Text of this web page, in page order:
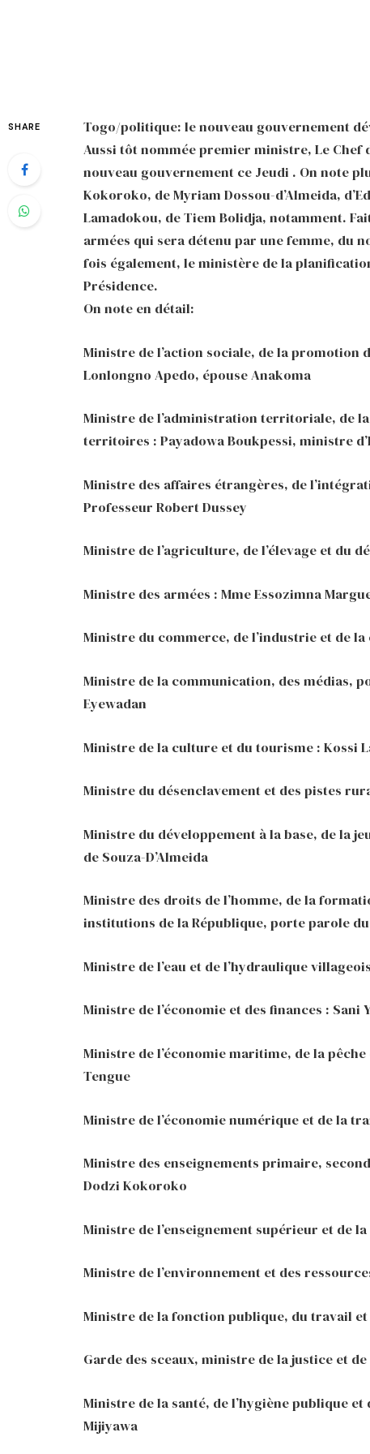
SHARE
Togo/politique: le nouveau gouvernement
Aussi tôt nommée premier ministre, Le Chef
nouveau gouvernement ce Jeudi . On note
Kokoroko, de Myriam Dossou-d’Almeida,
Lamadokou, de Tiem Bolidja, notamment.
armées qui sera détenu par une femme, du
fois également, le ministère de la
Présidence.
On note en détail:
Ministre de l’action sociale, de la promotion
Lonlongno Apedo, épouse Anakoma
Ministre de l’administration territoriale, de
territoires : Payadowa Boukpessi, ministre
Ministre des affaires étrangères, de
Professeur Robert Dussey
Ministre de l’agriculture, de l’élevage et du
Ministre des armées : Mme Essozimna
Ministre du commerce, de l’industrie et de
Ministre de la communication, des médias,
Eyewadan
Ministre de la culture et du tourisme : Kossi
Ministre du désenclavement et des pistes
Ministre du développement à la base, de la
de Souza-D’Almeida
Ministre des droits de l’homme, de la
institutions de la République, porte parole
Ministre de l’eau et de l’hydraulique
Ministre de l’économie et des finances : Sani
Ministre de l’économie maritime, de la
Tengue
Ministre de l’économie numérique et de la
Ministre des enseignements primaire,
Dodzi Kokoroko
Ministre de l’enseignement supérieur et de
Ministre de l’environnement et des
Ministre de la fonction publique, du travail
Garde des sceaux, ministre de la justice et
Ministre de la santé, de l’hygiène publique
Mijiyawa